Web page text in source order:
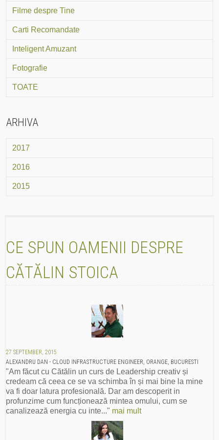
Filme despre Tine
Carti Recomandate
Inteligent Amuzant
Fotografie
TOATE
ARHIVA
2017
2016
2015
CE SPUN OAMENII DESPRE
CĂTĂLIN STOICA
27 SEPTEMBER, 2015
ALEXANDRU DAN - CLOUD INFRASTRUCTURE ENGINEER, ORANGE, BUCURESTI
"Am făcut cu Cătălin un curs de Leadership creativ și
credeam că ceea ce se va schimba în și mai bine la mine
va fi doar latura profesională. Dar am descoperit in
profunzime cum funcționează mintea omului, cum se
canalizează energia cu inte..." mai mult